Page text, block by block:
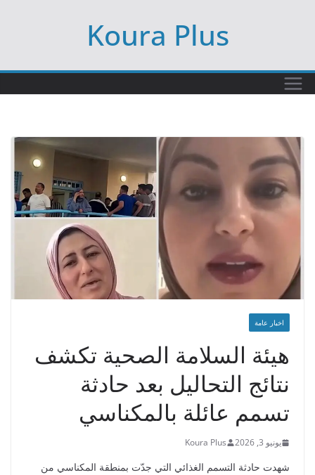
Koura Plus
اخبار عامة
هيئة السلامة الصحية تكشف
نتائج التحاليل بعد حادثة
تسمم عائلة بالمكناسي
يونيو 3, 2026 Koura Plus
شهدت حادثة التسمم الغذائي التي جدّت بمنطقة المكناسي من